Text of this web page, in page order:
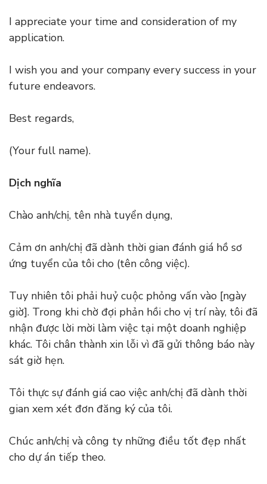
I appreciate your time and consideration of my
application.
I wish you and your company every success in your
future endeavors.
Best regards,
(Your full name).
Dịch nghĩa
Chào anh/chị, tên nhà tuyển dụng,
Cảm ơn anh/chị đã dành thời gian đánh giá hồ sơ
ứng tuyển của tôi cho (tên công việc).
Tuy nhiên tôi phải huỷ cuộc phỏng vấn vào [ngày
giờ]. Trong khi chờ đợi phản hồi cho vị trí này, tôi đã
nhận được lời mời làm việc tại một doanh nghiệp
khác. Tôi chân thành xin lỗi vì đã gửi thông báo này
sát giờ hẹn.
Tôi thực sự đánh giá cao việc anh/chị đã dành thời
gian xem xét đơn đăng ký của tôi.
Chúc anh/chị và công ty những điều tốt đẹp nhất
cho dự án tiếp theo.